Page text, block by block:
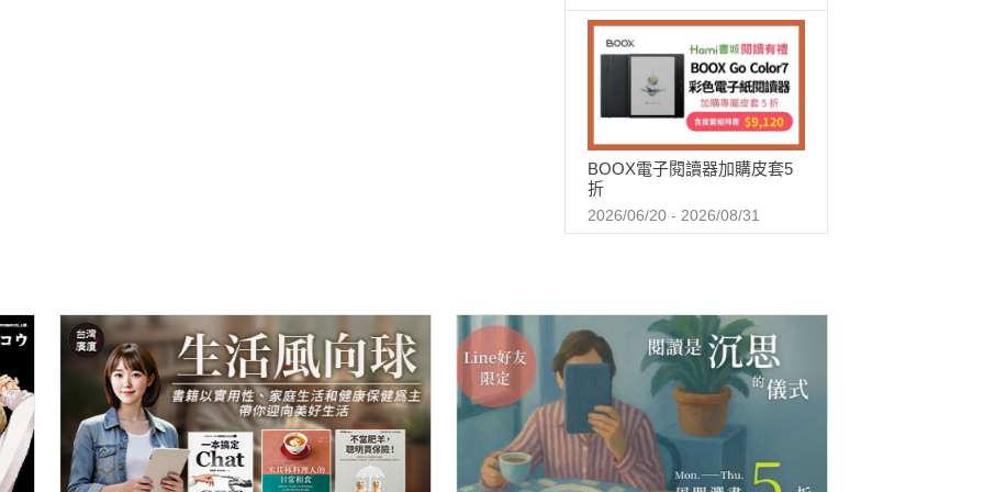
BOOX電子閱讀器加購皮套5
折
2026/06/20 - 2026/08/31